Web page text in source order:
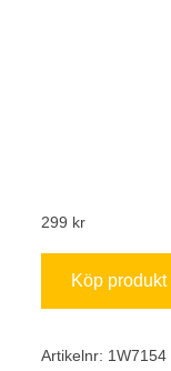
299 kr
Köp produkt
Artikelnr: 1W7154